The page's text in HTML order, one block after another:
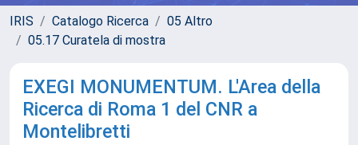
IRIS Catalogo Ricerca
05 Altro
05.17 Curatela di mostra
EXEGI MONUMENTUM. L'Area della
Ricerca di Roma 1 del CNR a
Montelibretti